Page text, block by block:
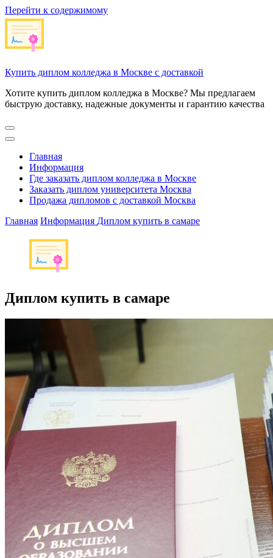
Перейти к содержимому
Купить диплом колледжа в Москве с доставкой
Хотите купить диплом колледжа в Москве? Мы предлагаем
быструю доставку, надежные документы и гарантию качества
Главная
Информация
Где заказать диплом колледжа в Москве
Заказать диплом университета Москва
Продажа дипломов с доставкой Москва
Главная Информация Диплом купить в самаре
Диплом купить в самаре